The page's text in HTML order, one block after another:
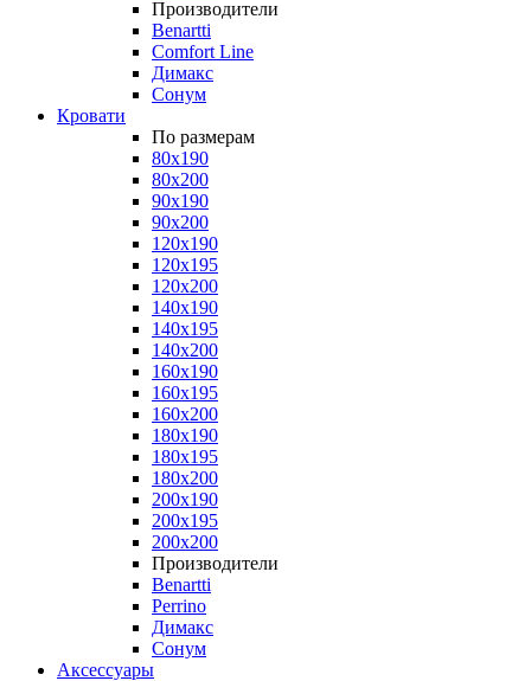
Производители
Benartti
Comfort Line
Димакс
Сонум
Кровати
По размерам
80x190
80x200
90x190
90x200
120x190
120x195
120x200
140x190
140x195
140x200
160x190
160x195
160x200
180x190
180x195
180x200
200x190
200x195
200x200
Производители
Benartti
Perrino
Димакс
Сонум
Аксессуары